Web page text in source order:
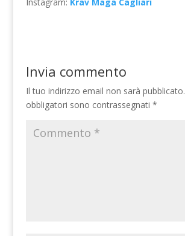
Invia commento
Il tuo indirizzo email non sarà pubblicato.
obbligatori sono contrassegnati *